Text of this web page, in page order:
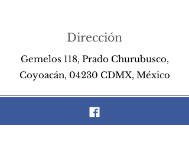
Dirección
Gemelos 118, Prado Churubusco,
Coyoacán, 04230 CDMX, México